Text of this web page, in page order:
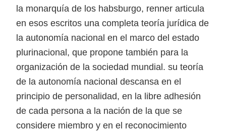
la monarquía de los habsburgo, renner articula
en esos escritos una completa teoría jurídica de
la autonomía nacional en el marco del estado
plurinacional, que propone también para la
organización de la sociedad mundial. su teoría
de la autonomía nacional descansa en el
principio de personalidad, en la libre adhesión
de cada persona a la nación de la que se
considere miembro y en el reconocimiento